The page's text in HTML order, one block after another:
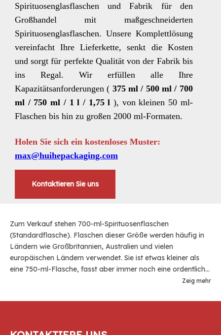
Spirituosenglasflaschen und Fabrik für den
Großhandel mit maßgeschneiderten
Spirituosenglasflaschen. Unsere Komplettlösung
vereinfacht Ihre Lieferkette, senkt die Kosten
und sorgt für perfekte Qualität von der Fabrik bis
ins Regal. Wir erfüllen alle Ihre
Kapazitätsanforderungen ( 375 ml / 500 ml / 700
ml / 750 ml / 1 l / 1,75 l), von kleinen 50 ml-
Flaschen bis hin zu großen 2000 ml-Formaten.
Holen Sie sich ein kostenloses Muster:
max@huihepackaging.com
Kontaktieren Sie uns
Zum Verkauf stehen 700-ml-Spirituosenflaschen
(Standardflasche). Flaschen dieser Größe werden häufig in
Ländern wie Großbritannien, Australien und vielen
europäischen Ländern verwendet. Sie ist etwas kleiner als
eine 750-ml-Flasche, fasst aber immer noch eine ordentliche
Menge Spiritus. Huihe 700 ml leere Alkoholflaschen aus Glas
Superfeuersteinmaterialien und die fortschrittlichsten
Zeig mehr